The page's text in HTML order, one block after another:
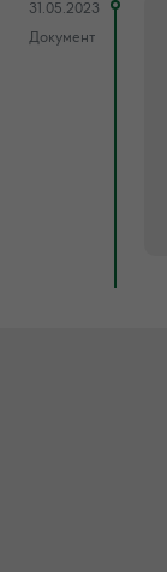
31.05.2023
Документ